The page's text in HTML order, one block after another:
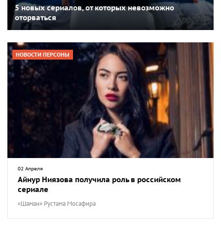
5 новых сериалов, от которых невозможно
оторваться
НОВОСТИ ПЕРСОНЫ
02 Апреля
Айнур Ниязова получила роль в российском
сериале
«Шаман» Рустама Мосафира